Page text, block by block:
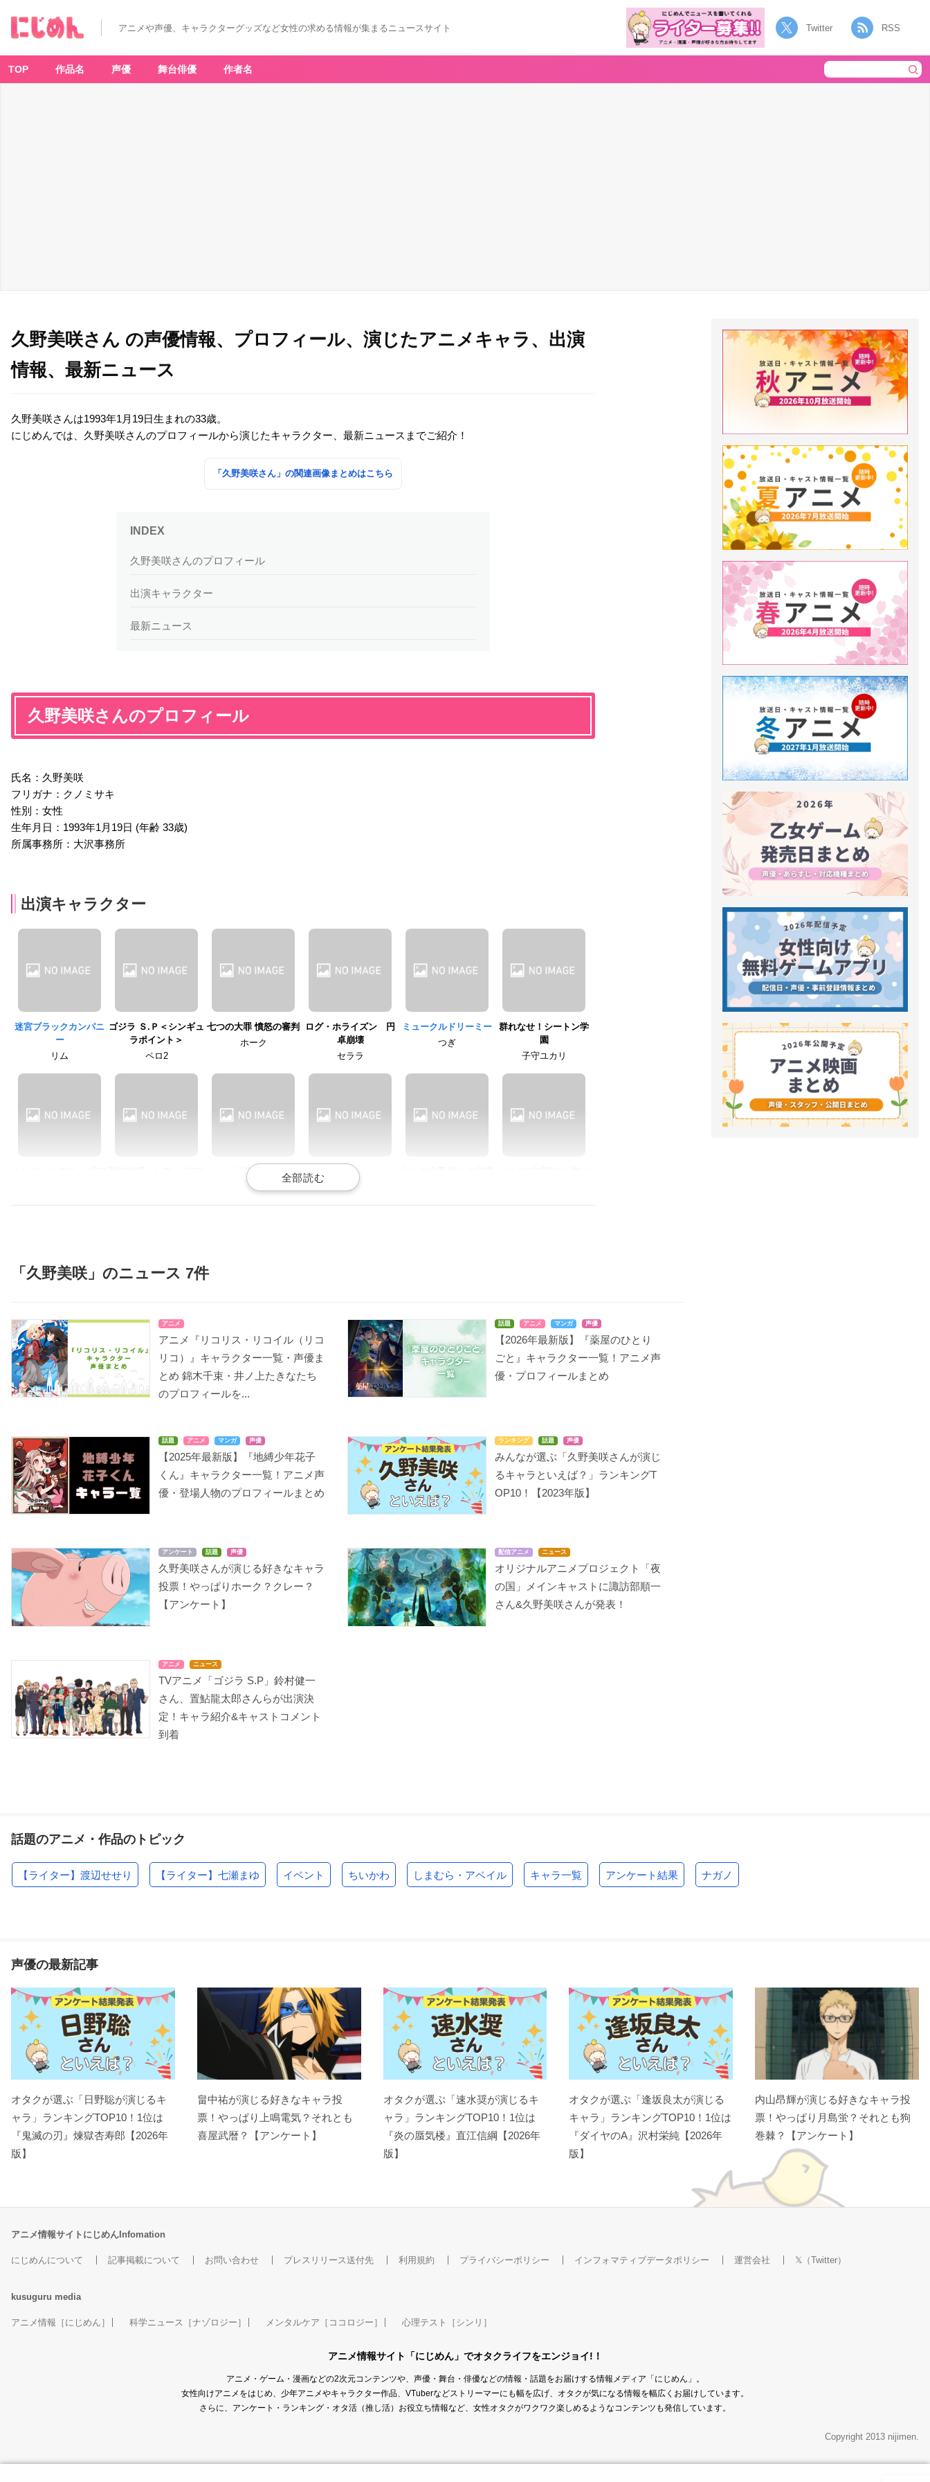
アニメや声優、キャラクターグッズなど女性の求める情報が集まるニュースサイト Twitter RSS
TOP 作品名 声優 舞台俳優 作者名
久野美咲さん の声優情報、プロフィール、演じたアニメキャラ、出演
情報、最新ニュース
久野美咲さんは1993年1月19日生まれの33歳。
にじめんでは、久野美咲さんのプロフィールから演じたキャラクター、最新ニュースまでご紹介！
「久野美咲さん」の関連画像まとめはこちら
久野美咲さんのプロフィール
出演キャラクター
最新ニュース
久野美咲さんのプロフィール
氏名：久野美咲
フリガナ：クノミサキ
性別：女性
生年月日：1993年1月19日 (年齢 33歳)
所属事務所：大沢事務所
出演キャラクター
迷宮ブラックカンパニ
ー
リム
ゴジラ Ｓ.Ｐ＜シンギュ
ラポイント＞
ペロ2
七つの大罪 憤怒の審判
ホーク
ログ・ホライズン 円
卓崩壊
セララ
ミュークルドリーミー
つぎ
群れなせ！シートン学
園
子守ユカリ
川柳少女
矢工部キノ
えんどろ〜！
マオ
フ
神戸しお
IXOSS
タマ
ホーク
ーズ
川本モモ
バトルガール ハイスク
ール
藤宮桜
戦姫絶唱シンフォギア
AXZ
エルフナイン
オトッペ
シーナ
AKIBA’S TRIP -THE A
NIMATION-
タスジン・ラトゥ
3月のライオン
川本モモ
七つの大罪 聖戦の予兆
ホーク
カミワザ・ワンダ
ビッグオーダー
星宮瀬奈
キズナイーバー
デュラララ!!×2 結
粟楠茜
無彩限のファントム・
ワールド
戦姫絶唱シンフォギアG
劇場版オトッペ パ
パ・ドント・クライ
シーナ
劇場版 響け！ユーフォ
ニアム～誓いのフィナ
ーレ～
鈴木さつき
劇場版 七つの大罪 天空
の囚われ人
ホーク
さよならの朝に約束の
花をかざろう
メドメル
魔法使いの嫁 星待つひ
と 中篇
ヒューゴ
ゼーガペイン ADP
ルーパ
ヒューゴ
タマ
ィエ
「久野美咲」のニュース 7件
アニメ
アニメ『リコリス・リコイル（リコ
リコ）』キャラクター一覧・声優ま
とめ 錦木千束・井ノ上たきなたち
のプロフィールを...
話題 アニメ マンガ 声優
【2026年最新版】『薬屋のひとり
ごと』キャラクター一覧！アニメ声
優・プロフィールまとめ
話題 アニメ マンガ 声優
【2025年最新版】『地縛少年花子
くん』キャラクター一覧！アニメ声
優・登場人物のプロフィールまとめ
ランキング 話題 声優
みんなが選ぶ「久野美咲さんが演じ
るキャラといえば？」ランキングT
OP10！【2023年版】
アンケート 話題 声優
久野美咲さんが演じる好きなキャラ
投票！やっぱりホーク？クレー？
【アンケート】
配信アニメ ニュース
オリジナルアニメプロジェクト「夜
の国」メインキャストに諏訪部順一
さん&久野美咲さんが発表！
アニメ ニュース
TVアニメ「ゴジラ S.P」鈴村健一
さん、置鮎龍太郎さんらが出演決
定！キャラ紹介&キャストコメント
到着
話題のアニメ・作品のトピック
【ライター】渡辺せせり 【ライター】七瀬まゆ イベント ちいかわ しまむら・アベイル キャラ一覧 アンケート結果 ナガノ
声優の最新記事
オタクが選ぶ「日野聡が演じるキ
ャラ」ランキングTOP10！1位は
『鬼滅の刃』煉󠄁獄杏寿郎【2026年
版】
畠中祐が演じる好きなキャラ投
票！やっぱり上鳴電気？それとも
喜屋武暦？【アンケート】
オタクが選ぶ「速水奨が演じるキ
ャラ」ランキングTOP10！1位は
『炎の蜃気楼』直江信綱【2026年
版】
オタクが選ぶ「逢坂良太が演じる
キャラ」ランキングTOP10！1位は
『ダイヤのA』沢村栄純【2026年
版】
内山昂輝が演じる好きなキャラ投
票！やっぱり月島蛍？それとも狗
巻棘？【アンケート】
アニメ情報サイトにじめんInfomation
にじめんについて 記事掲載について お問い合わせ プレスリリース送付先 利用規約 プライバシーポリシー インフォマティブデータポリシー 運営会社 𝕏（Twitter）
kusuguru media
アニメ情報［にじめん］ 科学ニュース［ナゾロジー］ メンタルケア［ココロジー］ 心理テスト［シンリ］
アニメ情報サイト「にじめん」でオタクライフをエンジョイ!！
アニメ・ゲーム・漫画などの2次元コンテンツや、声優・舞台・俳優などの情報・話題をお届けする情報メディア「にじめん」。
女性向けアニメをはじめ、少年アニメやキャラクター作品、VTuberなどストリーマーにも幅を広げ、オタクが気になる情報を幅広くお届けしています。
さらに、アンケート・ランキング・オタ活（推し活）お役立ち情報など、女性オタクがワクワク楽しめるようなコンテンツも発信しています。
Copyright 2013 nijimen.